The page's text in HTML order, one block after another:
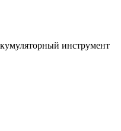
инструмент